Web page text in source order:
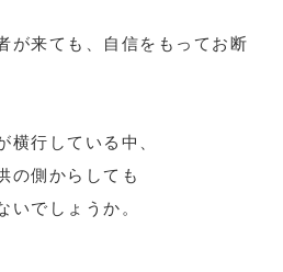
が来ても、自信をもってお断
横行している中、
の側からしても
いでしょうか。